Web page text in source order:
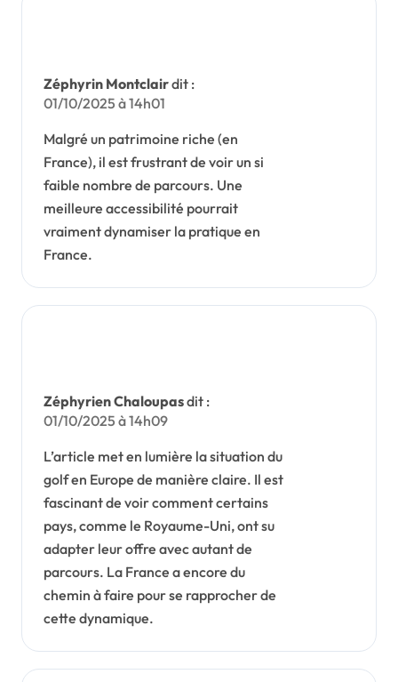
Zéphyrin Montclairdit :
01/10/2025 à 14h01
Malgré un patrimoine riche (en
France), il est frustrant de voir un si
faible nombre de parcours. Une
meilleure accessibilité pourrait
vraiment dynamiser la pratique en
France.
Zéphyrien Chaloupasdit :
01/10/2025 à 14h09
L’article met en lumière la situation du
golf en Europe de manière claire. Il est
fascinant de voir comment certains
pays, comme le Royaume-Uni, ont su
adapter leur offre avec autant de
parcours. La France a encore du
chemin à faire pour se rapprocher de
cette dynamique.